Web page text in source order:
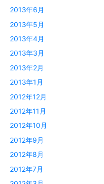
2013年6月
2013年5月
2013年4月
2013年3月
2013年2月
2013年1月
2012年12月
2012年11月
2012年10月
2012年9月
2012年8月
2012年7月